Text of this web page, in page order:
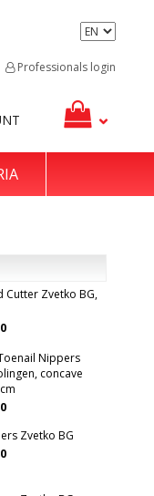
Professionals login
Cutter Zvetko BG,
Nippers
concave
Zvetko BG